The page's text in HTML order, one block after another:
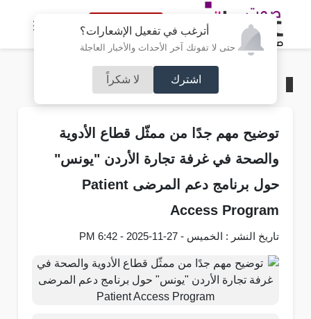
أترغب في تفعيل الإشعارات؟
حتى لا تفوتك آخر الأحداث والأخبار العاجلة
اشترك لا شكراً
النسخة الكاملة
مجتمع صوت عمان
توضيح مهم جدًا من ممثّل قطاع الأدوية
والصحة في غرفة تجارة الأردن "يونس"
حول برنامج دعم المرضى Patient
Access Program
تاريخ النشر : الخميس - 27-11-2025 - 6:42 PM